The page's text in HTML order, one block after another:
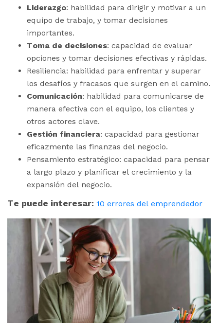
Liderazgo: habilidad para dirigir y motivar a un
equipo de trabajo, y tomar decisiones
importantes.
Toma de decisiones: capacidad de evaluar
opciones y tomar decisiones efectivas y rápidas.
Resiliencia: habilidad para enfrentar y superar
los desafíos y fracasos que surgen en el camino.
Comunicación: habilidad para comunicarse de
manera efectiva con el equipo, los clientes y
otros actores clave.
Gestión financiera: capacidad para gestionar
eficazmente las finanzas del negocio.
Pensamiento estratégico: capacidad para pensar
a largo plazo y planificar el crecimiento y la
expansión del negocio.
Te puede interesar: 10 errores del emprendedor